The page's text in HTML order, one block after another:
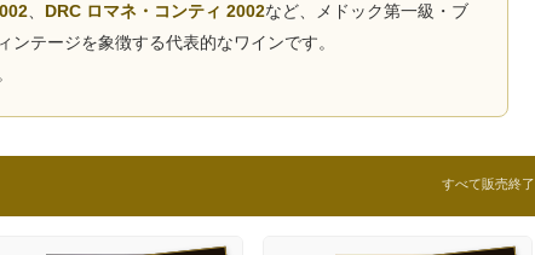
DRC ロマネ・コンティ 2002など、メドック第一級・ブ
テージを象徴する代表的なワインです。
すべて販売終了